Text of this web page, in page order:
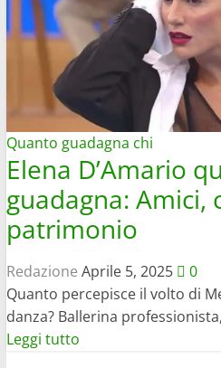
tra
Amici
e
Que
Vales
Quanto guadagna chi
Elena D’Amario
guadagna: Amici,
patrimonio
Redazione Aprile 5, 2025
0
Quanto percepisce il volto di
danza? Ballerina
Leggi tuttoLeggi